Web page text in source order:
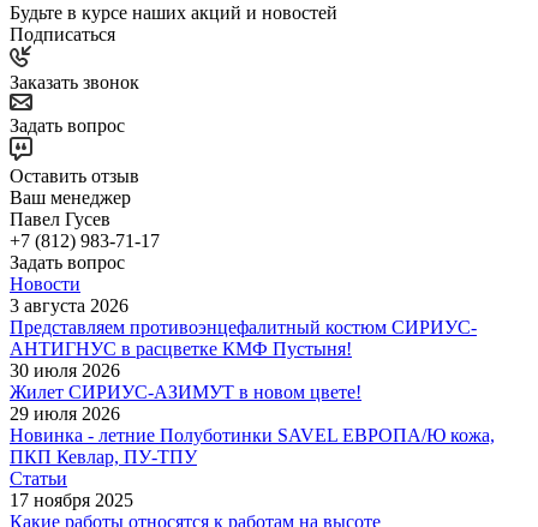
Будьте в курсе наших акций и новостей
Подписаться
Заказать звонок
Задать вопрос
Оставить отзыв
Ваш менеджер
Павел Гусев
+7 (812) 983-71-17
Задать вопрос
Новости
3 августа 2026
Представляем противоэнцефалитный костюм СИРИУС-
АНТИГНУС в расцветке КМФ Пустыня!
30 июля 2026
Жилет СИРИУС-АЗИМУТ в новом цвете!
29 июля 2026
Новинка - летние Полуботинки SAVEL ЕВРОПА/Ю кожа,
ПКП Кевлар, ПУ-ТПУ
Статьи
17 ноября 2025
Какие работы относятся к работам на высоте